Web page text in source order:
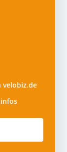
velobiz.de